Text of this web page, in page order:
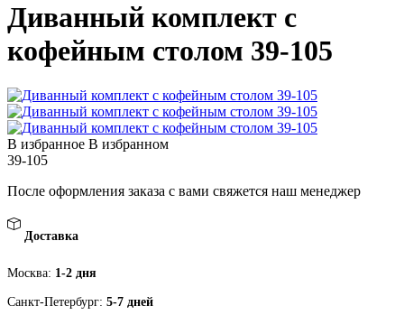
Диванный комплект с
кофейным столом 39-105
В избранное В избранном
39-105
После оформления заказа с вами свяжется наш менеджер
Доставка
Москва: 1-2 дня
Санкт-Петербург: 5-7 дней